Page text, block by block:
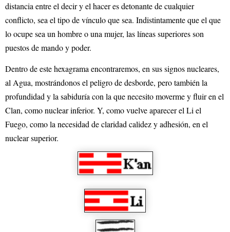
distancia entre el decir y el hacer es detonante de cualquier
conflicto, sea el tipo de vínculo que sea. Indistintamente que el que
lo ocupe sea un hombre o una mujer, las líneas superiores son
puestos de mando y poder.
Dentro de este hexagrama encontraremos, en sus signos nucleares,
al Agua, mostrándonos el peligro de desborde, pero también la
profundidad y la sabiduría con la que necesito moverme y fluir en el
Clan, como nuclear inferior. Y, como vuelve aparecer el Li el
Fuego, como la necesidad de claridad calidez y adhesión, en el
nuclear superior.